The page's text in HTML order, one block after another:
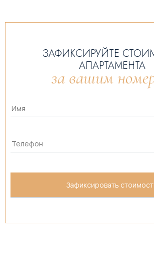
ЗАФИКСИРУЙТЕ
АПАРТАМЕНТА
за вашим